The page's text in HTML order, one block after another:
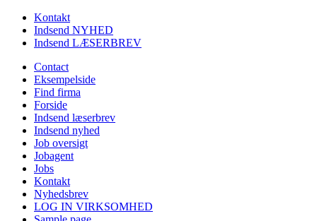
Kontakt
Indsend NYHED
Indsend LÆSERBREV
Contact
Eksempelside
Find firma
Forside
Indsend læserbrev
Indsend nyhed
Job oversigt
Jobagent
Jobs
Kontakt
Nyhedsbrev
LOG IN VIRKSOMHED